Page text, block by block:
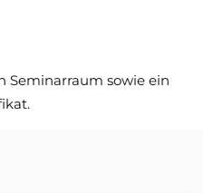
Seminarraum sowie ein